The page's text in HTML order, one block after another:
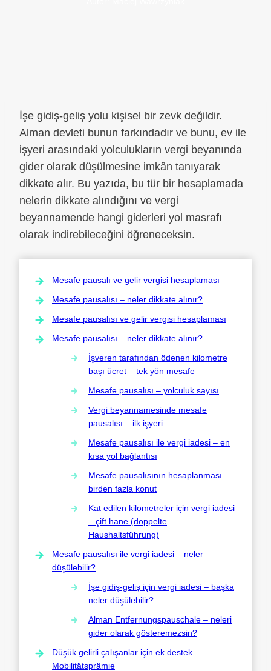
İşe gidiş-geliş yolu kişisel bir zevk değildir.
Alman devleti bunun farkındadır ve bunu, ev ile
işyeri arasındaki yolculukların vergi beyanında
gider olarak düşülmesine imkân tanıyarak
dikkate alır. Bu yazıda, bu tür bir hesaplamada
nelerin dikkate alındığını ve vergi
beyannamende hangi giderleri yol masrafı
olarak indirebileceğini öğreneceksin.
Mesafe pausalı ve gelir vergisi hesaplaması
Mesafe pausalısı – neler dikkate alınır?
Mesafe pausalısı ve gelir vergisi hesaplaması
Mesafe pausalısı – neler dikkate alınır?
İşveren tarafından ödenen kilometre
başı ücret – tek yön mesafe
Mesafe pausalısı – yolculuk sayısı
Vergi beyannamesinde mesafe
pausalısı – ilk işyeri
Mesafe pausalısı ile vergi iadesi – en
kısa yol bağlantısı
Mesafe pausalısının hesaplanması –
birden fazla konut
Kat edilen kilometreler için vergi iadesi
– çift hane (doppelte
Haushaltsführung)
Mesafe pausalısı ile vergi iadesi – neler
düşülebilir?
İşe gidiş-geliş için vergi iadesi – başka
neler düşülebilir?
Alman Entfernungspauschale – neleri
gider olarak gösteremezsin?
Düşük gelirli çalışanlar için ek destek –
Mobilitätsprämie